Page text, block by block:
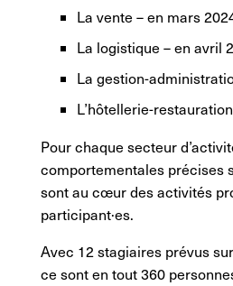
La vente – en mars
La logistique – en avril
La gestion-
L’hôtellerie-
Pour chaque secteur
comportementales précises
sont au cœur des activités
participant·es.
Avec 12 stagiaires prévus
ce sont en tout 360